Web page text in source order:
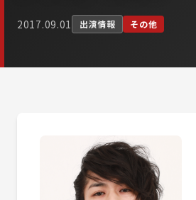
2017.09.01 出演情報 その他